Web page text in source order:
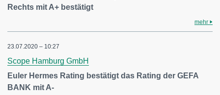
Rechts mit A+ bestätigt
mehr
23.07.2020 – 10:27
Scope Hamburg GmbH
Euler Hermes Rating bestätigt das Rating der GEFA
BANK mit A-